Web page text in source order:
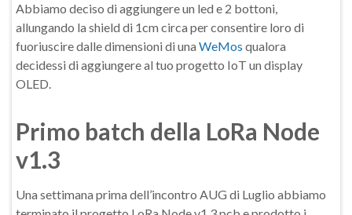
Abbiamo deciso di aggiungere un led e 2 bottoni,
allungando la shield di 1cm circa per consentire loro di
fuoriuscire dalle dimensioni di una WeMos qualora
decidessi di aggiungere al tuo progetto IoT un display
OLED.
Primo batch della LoRa Node
v1.3
Una settimana prima dell’incontro AUG di Luglio abbiamo